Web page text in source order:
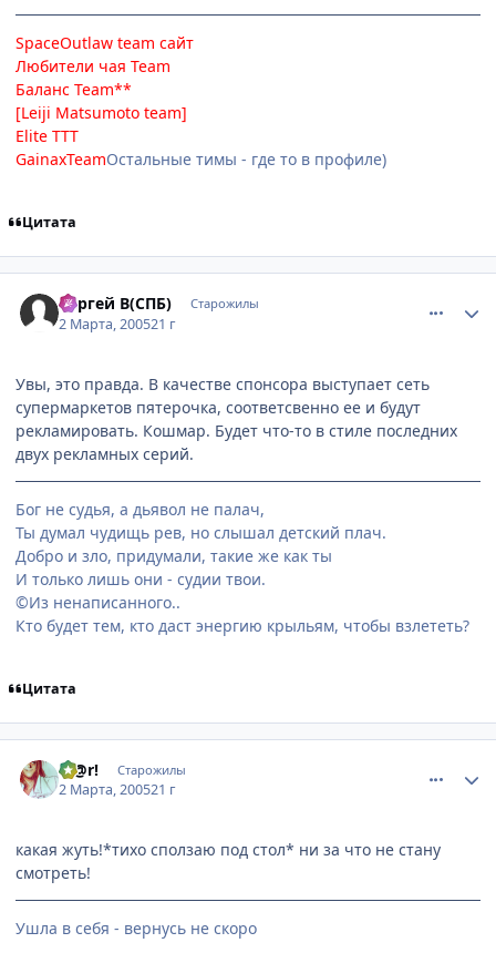
SpaceOutlaw team сайт
Любители чая Team
Баланс Team**
[Leiji Matsumoto team]
Elite TTT
GainaxTeamОстальные тимы - где то в профиле)
Цитата
Сергей В(СПБ) Старожилы
2 Марта, 200521 г
Увы, это правда. В качестве спонсора выступает сеть
супермаркетов пятерочка, соответсвенно ее и будут
рекламировать. Кошмар. Будет что-то в стиле последних
двух рекламных серий.
Бог не судья, а дьявол не палач,
Ты думал чудищь рев, но слышал детский плач.
Добро и зло, придумали, такие же как ты
И только лишь они - судии твои.
©Из ненаписанного..
Кто будет тем, кто даст энергию крыльям, чтобы взлететь?
Цитата
M@r! Старожилы
2 Марта, 200521 г
какая жуть!*тихо сползаю под стол* ни за что не стану
смотреть!
Ушла в себя - вернусь не скоро